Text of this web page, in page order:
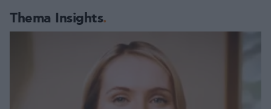
Thema Insights